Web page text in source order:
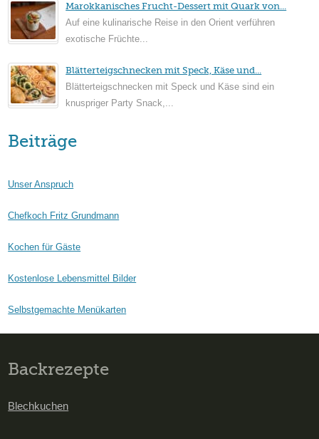
Marokkanisches Frucht-Dessert mit Quark von...
Auf eine kulinarische Reise in den Orient verführen
exotische Früchte...
Blätterteigschnecken mit Speck, Käse und...
Blätterteigschnecken mit Speck und Käse sind ein
knuspriger Party Snack,...
Beiträge
Unser Anspruch
Chefkoch Fritz Grundmann
Kochen für Gäste
Kostenlose Lebensmittel Bilder
Selbstgemachte Menükarten
Backrezepte
Blechkuchen